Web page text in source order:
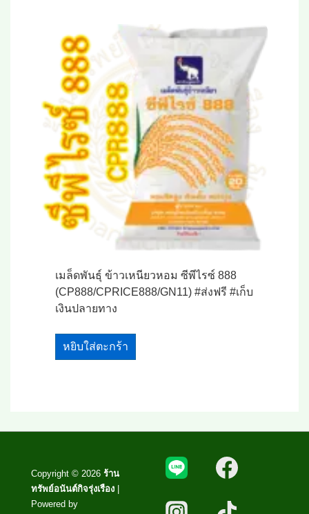
เมล็ดพันธุ์ ข้าวเหนียวหอม ซีพีไรซ์ 888
(CP888/CPRICE888/GN11) #ส่งฟรี #เก็บ
เงินปลายทาง
หยิบใส่ตะกร้า
Copyright © 2026 ร้าน
ทรัพย์อนันต์กิจรุ่งเรือง
Powered by